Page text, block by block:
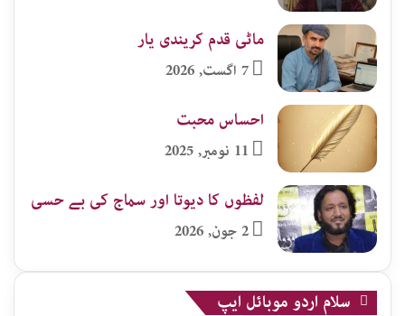
ماٹی قدم کریندی یار
7 اگست, 2026
احساس محبت
11 نومبر, 2025
لفظوں کا دیوتا اور سماج کی بے حسی
2 جون, 2026
سلام اردو موبائل ایپ